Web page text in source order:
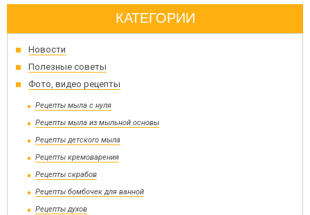
КАТЕГОРИИ
Новости
Полезные советы
Фото, видео рецепты
Рецепты мыла с нуля
Рецепты мыла из мыльной основы
Рецепты детского мыла
Рецепты кремоварения
Рецепты скрабов
Рецепты бомбочек для ванной
Рецепты духов